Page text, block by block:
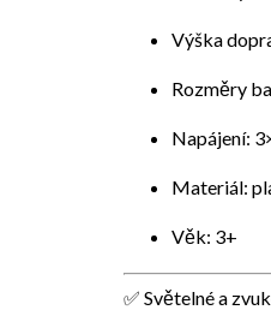
Výška
Rozměry
Napájení:
Materiál:
Věk: 3+
✅ Světelné a